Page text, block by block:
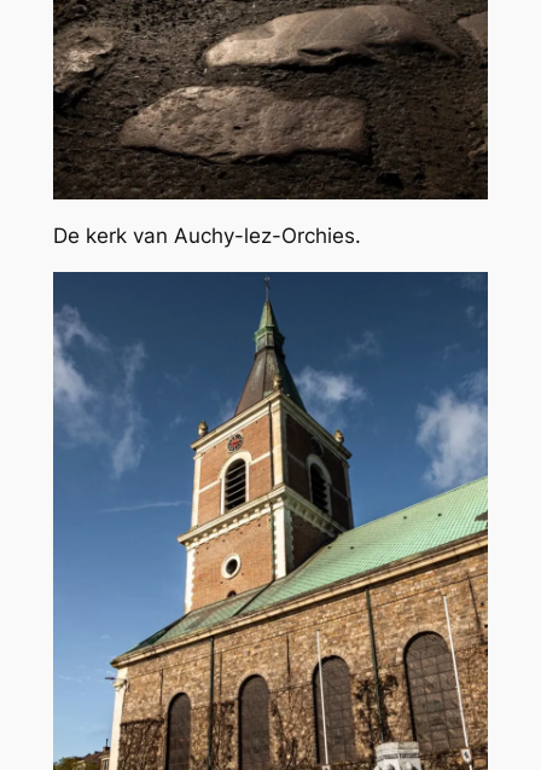
De kerk van Auchy-lez-Orchies.